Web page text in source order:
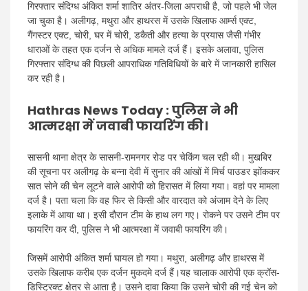
गिरफ्तार संदिग्ध अंकित शर्मा शातिर अंतर-जिला अपराधी है, जो पहले भी जेल
जा चुका है। अलीगढ़, मथुरा और हाथरस में उसके खिलाफ आर्म्स एक्ट,
गैंगस्टर एक्ट, चोरी, घर में चोरी, डकैती और हत्या के प्रयास जैसी गंभीर
धाराओं के तहत एक दर्जन से अधिक मामले दर्ज हैं। इसके अलावा, पुलिस
गिरफ्तार संदिग्ध की पिछली आपराधिक गतिविधियों के बारे में जानकारी हासिल
कर रही है।
Hathras News Today: पुलिस ने भी
आत्मरक्षा में जवाबी फायरिंग की।
सासनी थाना क्षेत्र के सासनी-रामनगर रोड पर चेकिंग चल रही थी। मुखबिर
की सूचना पर अलीगढ़ के बन्ना देवी में सुनार की आंखों में मिर्च पाउडर झोंककर
सात सोने की चेन लूटने वाले आरोपी को हिरासत में लिया गया। वहां पर मामला
दर्ज है। पता चला कि वह फिर से किसी और वारदात को अंजाम देने के लिए
इलाके में आया था। इसी दौरान टीम के हाथ लग गए। रोकने पर उसने टीम पर
फायरिंग कर दी, पुलिस ने भी आत्मरक्षा में जवाबी फायरिंग की।
जिसमें आरोपी अंकित शर्मा घायल हो गया। मथुरा, अलीगढ़ और हाथरस में
उसके खिलाफ करीब एक दर्जन मुकदमे दर्ज हैं।यह चालाक आरोपी एक क्रॉस-
डिस्ट्रिक्ट क्षेत्र से आता है। उसने दावा किया कि उसने चोरी की गई चेन को